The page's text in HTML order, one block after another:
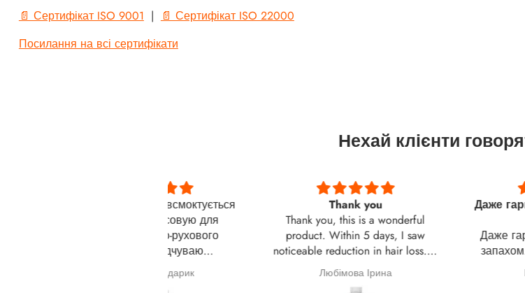
📄 Сертифікат ISO 9001 |
📄 Сертифікат ISO 22000
Посилання на всі сертифікати
Нехай клієнти
Thank you, this is a wonderful
product. Within 5 days, I saw
noticeable reduction in hair loss. A
month later, my hair thickness was
Даже гарна мазь з
Даже гарна мазь з
запахом. Хорошо